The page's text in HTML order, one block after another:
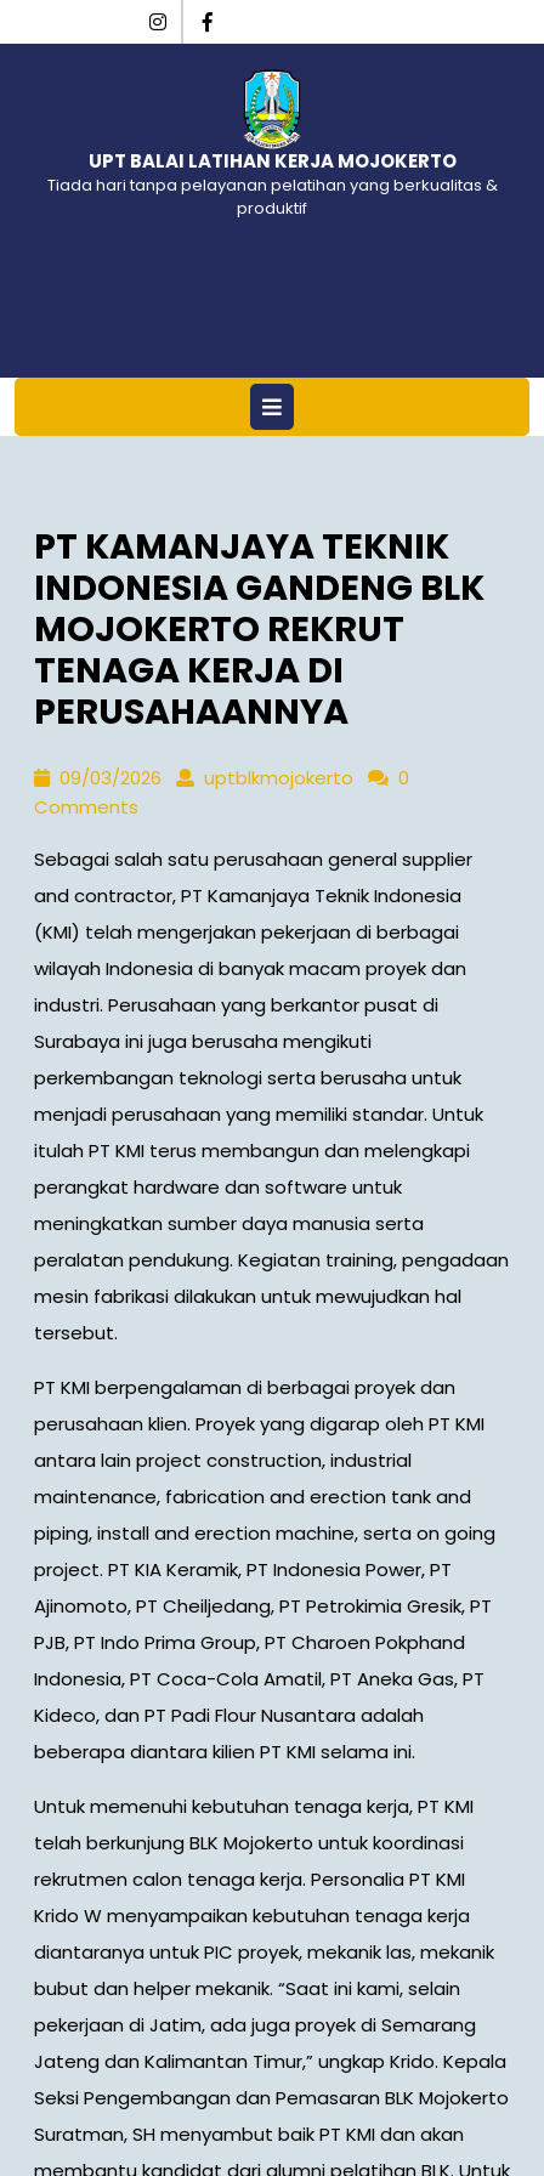
to
Instagram
UPT BALAI LATIHAN KERJA MOJOKERTO
Tiada hari tanpa pelayanan pelatihan yang berkualitas &
produktif
Open
PT KAMANJAYA TEKNIK
INDONESIA GANDENG BLK
MOJOKERTO REKRUT
TENAGA KERJA DI
PERUSAHAANNYA
09/03/2026 09/03/2026
uptblkmojokerto uptblkmojokerto
0
Comments
Sebagai salah satu perusahaan general supplier
and contractor, PT Kamanjaya Teknik Indonesia
(KMI) telah mengerjakan pekerjaan di berbagai
wilayah Indonesia di banyak macam proyek dan
industri. Perusahaan yang berkantor pusat di
Surabaya ini juga berusaha mengikuti
perkembangan teknologi serta berusaha untuk
menjadi perusahaan yang memiliki standar. Untuk
itulah PT KMI terus membangun dan melengkapi
perangkat hardware dan software untuk
meningkatkan sumber daya manusia serta
peralatan pendukung. Kegiatan training, pengadaan
mesin fabrikasi dilakukan untuk mewujudkan hal
tersebut.
PT KMI berpengalaman di berbagai proyek dan
perusahaan klien. Proyek yang digarap oleh PT KMI
antara lain project construction, industrial
maintenance, fabrication and erection tank and
piping, install and erection machine, serta on going
project. PT KIA Keramik, PT Indonesia Power, PT
Ajinomoto, PT Cheiljedang, PT Petrokimia Gresik, PT
PJB, PT Indo Prima Group, PT Charoen Pokphand
Indonesia, PT Coca-Cola Amatil, PT Aneka Gas, PT
Kideco, dan PT Padi Flour Nusantara adalah
beberapa diantara kilien PT KMI selama ini.
Untuk memenuhi kebutuhan tenaga kerja, PT KMI
telah berkunjung BLK Mojokerto untuk koordinasi
rekrutmen calon tenaga kerja. Personalia PT KMI
Krido W menyampaikan kebutuhan tenaga kerja
diantaranya untuk PIC proyek, mekanik las, mekanik
bubut dan helper mekanik. “Saat ini kami, selain
pekerjaan di Jatim, ada juga proyek di Semarang
Jateng dan Kalimantan Timur,” ungkap Krido. Kepala
Seksi Pengembangan dan Pemasaran BLK Mojokerto
Suratman, SH menyambut baik PT KMI dan akan
membantu kandidat dari alumni pelatihan BLK. Untuk